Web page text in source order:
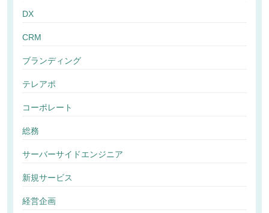
DX
CRM
ブランディング
テレアポ
コーポレート
総務
サーバーサイドエンジニア
新規サービス
経営企画